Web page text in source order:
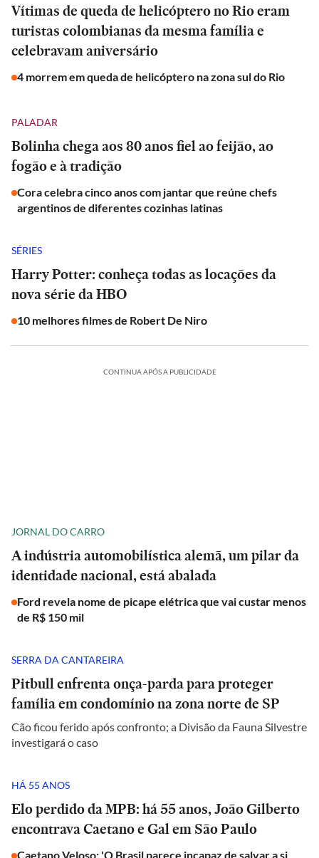
Vítimas de queda de helicóptero no Rio eram
turistas colombianas da mesma família e
celebravam aniversário
4 morrem em queda de helicóptero na zona sul do Rio
PALADAR
Bolinha chega aos 80 anos fiel ao feijão, ao
fogão e à tradição
Cora celebra cinco anos com jantar que reúne chefs
argentinos de diferentes cozinhas latinas
SÉRIES
Harry Potter: conheça todas as locações da
nova série da HBO
10 melhores filmes de Robert De Niro
CONTINUA APÓS A PUBLICIDADE
JORNAL DO CARRO
A indústria automobilística alemã, um pilar da
identidade nacional, está abalada
Ford revela nome de picape elétrica que vai custar menos
de R$ 150 mil
SERRA DA CANTAREIRA
Pitbull enfrenta onça-parda para proteger
família em condomínio na zona norte de SP
Cão ficou ferido após confronto; a Divisão da Fauna Silvestre
investigará o caso
HÁ 55 ANOS
Elo perdido da MPB: há 55 anos, João Gilberto
encontrava Caetano e Gal em São Paulo
Caetano Veloso: 'O Brasil parece incapaz de salvar a si